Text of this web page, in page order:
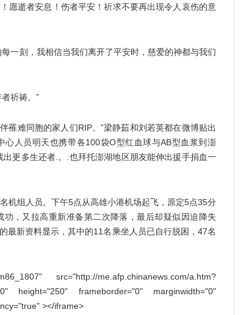
愿逝者安息！伤者平安！祈求不要再出现令人哀伤的意
刻，我相信当我们离开了平安时，慈爱的神都与我们
祈祷。”
难同胞的家人们RIP。”梁静茹和刘若英都在微博贴出
人员明天也携带各100袋O型红血球与AB型血浆到澎
更多生还者.。.也拜托澎湖地区朋友能伸出援手捐血一
组人员。下午5点从高雄小港机场起飞，原定5点35分
，又拉高重新准备第二次降落，最后却疑似因迫降失
最新资料显示，其中的11名乘坐人员已自行脱困，47名
src="http://me.afp.chinanews.com/a.htm?
height="250" frameborder="0" marginwidth="0"
></iframe>